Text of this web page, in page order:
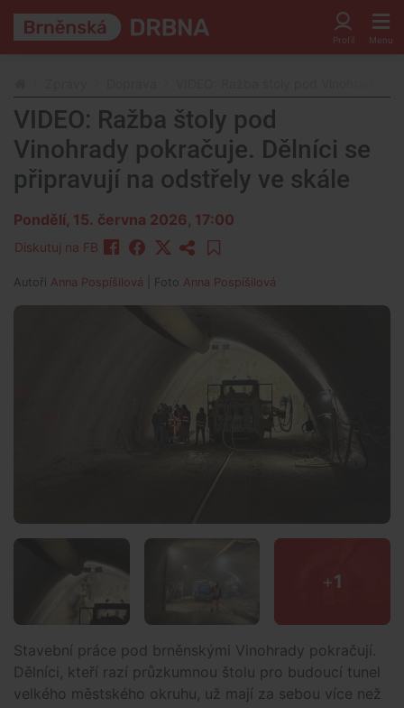
VIDEO: Ražba štoly pod
Vinohrady pokračuje. Dělníci se
připravují na odstřely ve skále
Pondělí, 15. června 2026, 17:00
Diskutuj na FB
Autoři Anna Pospíšilová | Foto Anna Pospíšilová
+1
Stavební práce pod brněnskými Vinohrady pokračují.
Dělníci, kteří razí průzkumnou štolu pro budoucí tunel
velkého městského okruhu, už mají za sebou více než